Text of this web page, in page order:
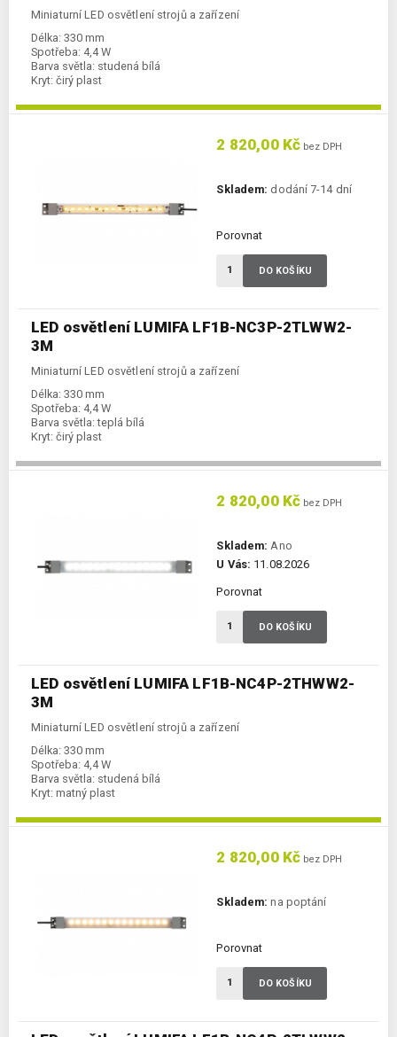
Miniaturní LED osvětlení strojů a zařízení
Délka: 330 mm
Spotřeba: 4,4 W
Barva světla: studená bílá
Kryt: čirý plast
LED osvětlení LUMIFA LF1B-NC3P-2TLWW2-
3M
Miniaturní LED osvětlení strojů a zařízení
Délka: 330 mm
Spotřeba: 4,4 W
Barva světla: teplá bílá
Kryt: čirý plast
2 820,00 Kč bez DPH
Skladem: dodání 7-14 dní
Porovnat
DO KOŠÍKU
LED osvětlení LUMIFA LF1B-NC4P-2THWW2-
3M
Miniaturní LED osvětlení strojů a zařízení
Délka: 330 mm
Spotřeba: 4,4 W
Barva světla: studená bílá
Kryt: matný plast
2 820,00 Kč bez DPH
Skladem: Ano
U Vás: 11.08.2026
Porovnat
DO KOŠÍKU
2 820,00 Kč bez DPH
Skladem: na poptání
Porovnat
DO KOŠÍKU